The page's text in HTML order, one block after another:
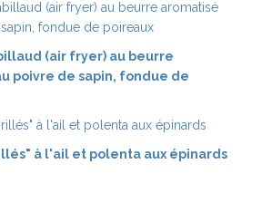
(air fryer) au beurre
poivre de sapin, fondue de
à l'ail et polenta aux épinards